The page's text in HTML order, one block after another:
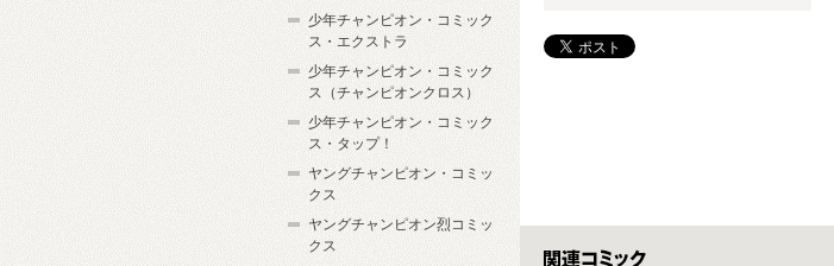
少年チャンピオン・コミック
ス・エクストラ
少年チャンピオン・コミック
ス（チャンピオンクロス）
少年チャンピオン・コミック
ス・タップ！
ヤングチャンピオン・コミッ
クス
ヤングチャンピオン烈コミッ
クス